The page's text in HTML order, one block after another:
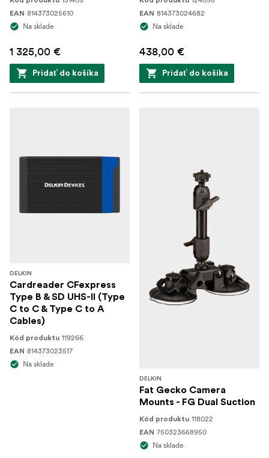
EAN 814373025610
Na sklade
1 325,00 €
Pridať do košíka
EAN 814373024682
Na sklade
438,00 €
Pridať do košíka
DELKIN
Cardreader CFexpress
Type B & SD UHS-II (Type
C to C & Type C to A
Cables)
Kód produktu 119266
EAN 814373023517
Na sklade
DELKIN
Fat Gecko Camera
Mounts - FG Dual Suction
Kód produktu 118022
EAN 750323668950
Na sklade